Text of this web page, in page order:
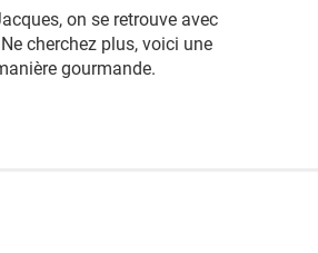
on se retrouve avec
cherchez plus, voici une
gourmande.